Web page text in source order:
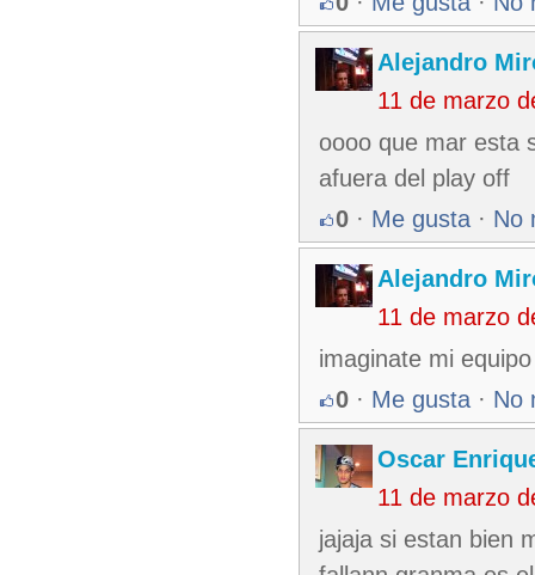
Alejandro
11 de marzo
oooo que mar esta
afuera del play off
0 · Me gusta · No
Alejandro
11 de marzo
imaginate mi
0 · Me gusta · No
Oscar
11 de marzo
jajaja si estan bien